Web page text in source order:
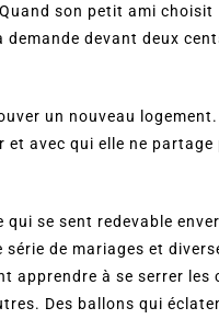
son petit ami choisit
demande devant deux
un nouveau logement.
et avec qui elle ne partage
se sent redevable
de mariages et
apprendre à se serrer les
Des ballons qui